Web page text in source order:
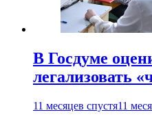
В Госдуме
легализовать
11 месяцев спустя11